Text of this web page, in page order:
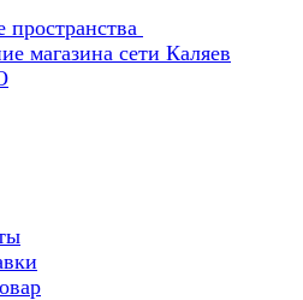
пространства
магазина сети Каляев